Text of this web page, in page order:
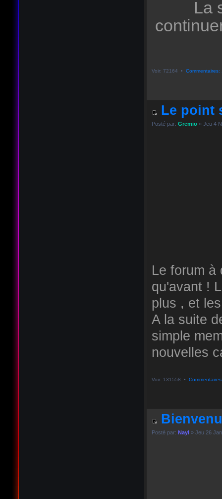
La
Voir: 72164 • Commentaires:
Le point
Posté par: Gremio» Jeu 4
Le forum à
qu'avant !
plus , et
A la suite
simple
nouvelles
Voir: 131558 •
Posté par: Nayl» Jeu 26